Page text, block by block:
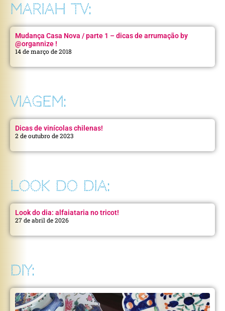
MARIAH TV:
Mudança Casa Nova / parte 1 – dicas de arrumação by
@organnize !
14 de março de 2018
VIAGEM:
Dicas de vinícolas chilenas!
2 de outubro de 2023
LOOK DO DIA:
Look do dia: alfaiataria no tricot!
27 de abril de 2026
DIY: